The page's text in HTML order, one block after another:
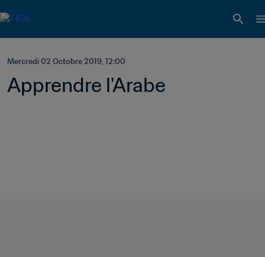
Mercredi 02 Octobre 2019, 12:00
Apprendre l'Arabe